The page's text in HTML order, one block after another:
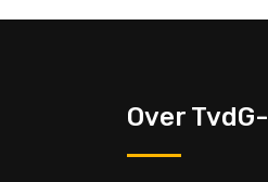
Over